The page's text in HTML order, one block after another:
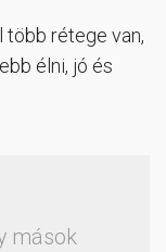
több rétege van,
élni, jó és
mások